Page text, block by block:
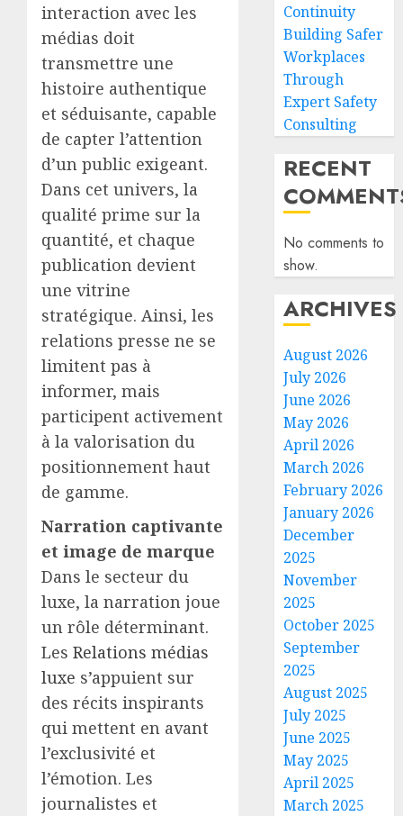
interaction avec les
médias doit
transmettre une
histoire authentique
et séduisante, capable
de capter l’attention
d’un public exigeant.
Dans cet univers, la
qualité prime sur la
quantité, et chaque
publication devient
une vitrine
stratégique. Ainsi, les
relations presse ne se
limitent pas à
informer, mais
participent activement
à la valorisation du
positionnement haut
de gamme.
Narration captivante
et image de marque
Dans le secteur du
luxe, la narration joue
un rôle déterminant.
Les Relations médias
luxe s’appuient sur
des récits inspirants
qui mettent en avant
l’exclusivité et
l’émotion. Les
journalistes et
Continuity
Building Safer
Workplaces
Through
Expert Safety
Consulting
RECENT
No comments to
show.
ARCHIVES
August 2026
July 2026
June 2026
May 2026
April 2026
March 2026
February 2026
January 2026
December
2025
November
2025
October 2025
September
2025
August 2025
July 2025
June 2025
May 2025
April 2025
March 2025